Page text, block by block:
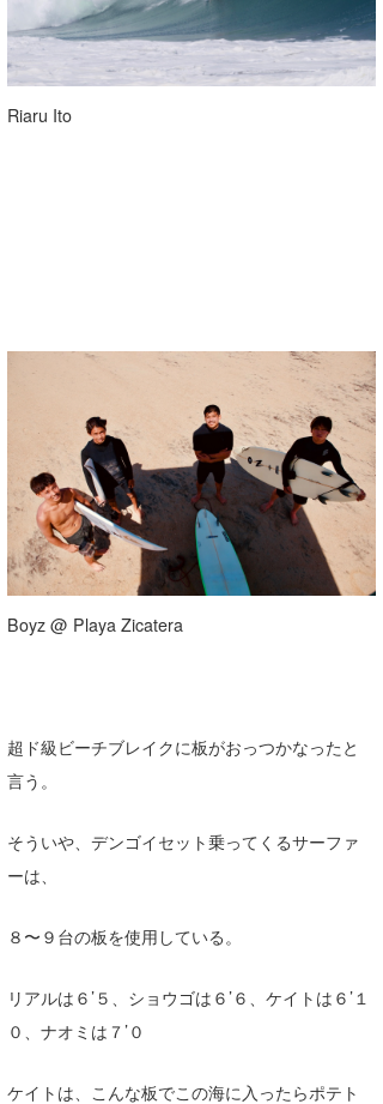
Riaru Ito
Boyz @ Playa Zicatera
超ド級ビーチブレイクに板がおっつかなったと
言う。
そういや、デンゴイセット乗ってくるサーファ
ーは、
８〜９台の板を使用している。
リアルは６’５、ショウゴは６’６、ケイトは６’１
０、ナオミは７’０
ケイトは、こんな板でこの海に入ったらポテト